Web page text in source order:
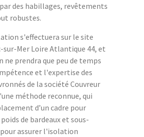
des habillages, revêtements
robustes.
s'effectuera sur le site
sur-Mer Loire Atlantique 44, et
ne prendra que peu de temps
et l'expertise des
de la société Couvreur
méthode reconnue, qui
d’un cadre pour
de bardeaux et sous-
assurer l'isolation